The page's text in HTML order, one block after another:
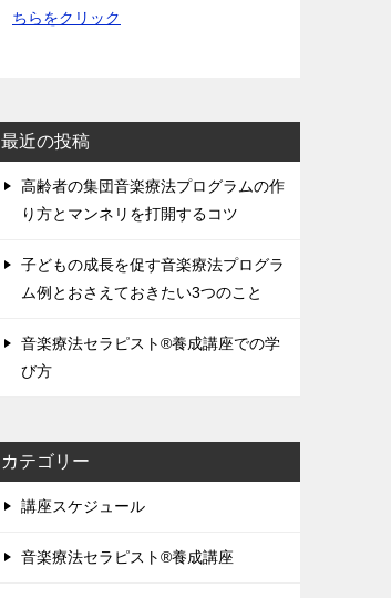
ちらをクリック
最近の投稿
高齢者の集団音楽療法プログラムの作
り方とマンネリを打開するコツ
子どもの成長を促す音楽療法プログラ
ム例とおさえておきたい3つのこと
音楽療法セラピスト®養成講座での学
び方
カテゴリー
講座スケジュール
音楽療法セラピスト®養成講座